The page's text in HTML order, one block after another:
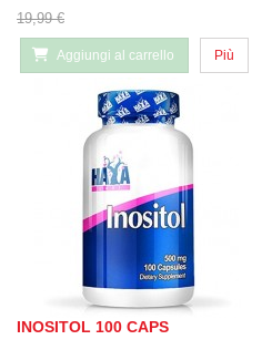
19,99 €
Aggiungi al carrello Più
INOSITOL 100 CAPS